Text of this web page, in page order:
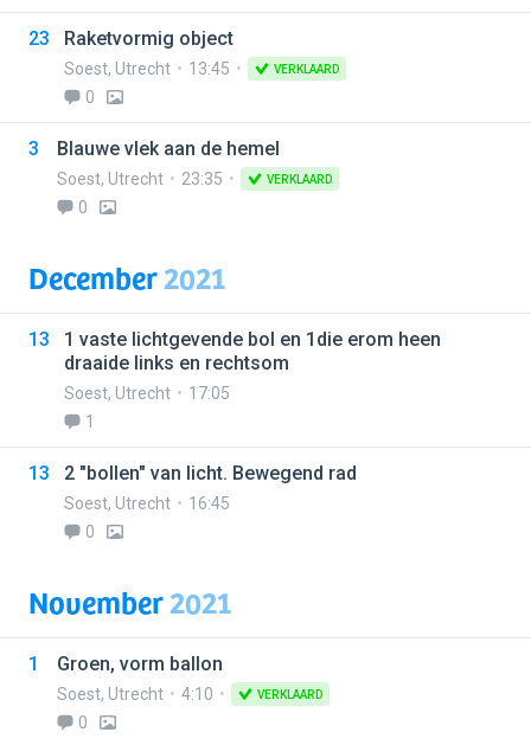
23 Raketvormig object
Soest, Utrecht 13:45 VERKLAARD
0
3 Blauwe vlek aan de hemel
Soest, Utrecht 23:35 VERKLAARD
0
December2021
13
1 vaste lichtgevende bol en 1die erom heen
draaide links en rechtsom
Soest, Utrecht
17:05
1
13 2 "bollen" van licht. Bewegend rad
Soest, Utrecht
16:45
0
November2021
1 Groen, vorm ballon
Soest, Utrecht 4:10 VERKLAARD
0